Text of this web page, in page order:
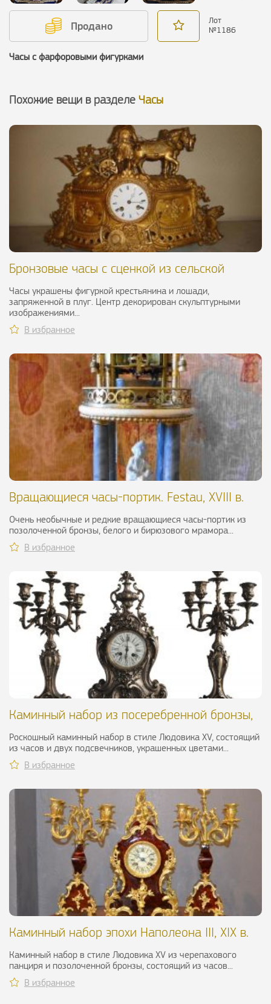
Продано
Лот
№1186
Часы с фарфоровыми фигурками
Похожие вещи в разделе Часы
Бронзовые часы с сценкой из сельской
Часы украшены фигуркой крестьянина и лошади,
запряженной в плуг. Центр декорирован скульптурными
изображениями...
В избранное
Вращающиеся часы-портик. Festau, XVIII в.
Очень необычные и редкие вращающиеся часы-портик из
позолоченной бронзы, белого и бирюзового мрамора...
В избранное
Каминный набор из посеребренной бронзы,
Роскошный каминный набор в стиле Людовика XV, состоящий
из часов и двух подсвечников, украшенных цветами...
В избранное
Каминный набор эпохи Наполеона III, XIX в.
Каминный набор в стиле Людовика XV из черепахового
панциря и позолоченной бронзы, состоящий из часов...
В избранное